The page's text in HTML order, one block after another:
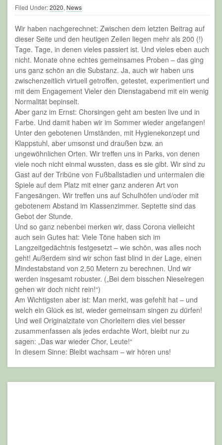
geht! Außerdem sind wir schon fast blind in der Lage, einen
werden insgesamt robuster. („Bei dem bisschen Nieselregen
gehen wir doch nicht rein!“)
Am Wichtigsten aber ist: Man merkt, was gefehlt hat – und
welch ein Glück es ist, wieder gemeinsam singen zu dürfen!
Und weil Originalzitate von Chorleitern dies viel besser
zusammenfassen als jedes erdachte Wort, bleibt nur zu
sagen: „Das war wieder Chor, Leute!“
In diesem Sinne: Bleibt wachsam – wir hören uns!
14 JAN. 2020
Cantaloop ganz heimatlich
Filed Under:2020,News
Daheim ist´s am Schönsten. Und daher bleiben wir für unser
nächstes Konzert einfach an der Elbe. Und freuen uns über
die Einladung vonHOME. Für den erfrischend jungen
Hamburger Jazz- und Popchor ist sein Name mehr als
Programm: Ein komplettes Repertoire zum ThemaHeimat
legte den Grundstein für fünfstimmige a Cappella-
Arrangements und Eigenkompositionen, bei denen auch wir
uns ganz zuhause fühlen. Und daher bitten wir mit Freude
zum Doppelkonzert am Samstag, den 22.02 um 20.00 Uhr in
den Tschaikowsky-Saal (Tschaikowskyplatz 2, 20355
Hamburg). Karten für dieses Heimspiel gibt es ebenfalls ums
Eck und nur einenKlickentfernt.
1 2 3 … 8 Weiter »